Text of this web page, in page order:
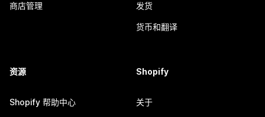
商店管理 发货
货币和翻译
资源
Shopify 帮助中心
Shopify
关于